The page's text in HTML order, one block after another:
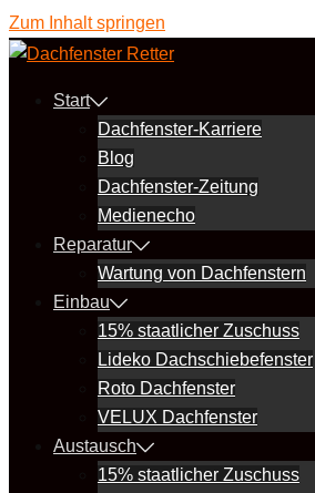
Zum Inhalt springen
Start
Dachfenster-Karriere
Blog
Dachfenster-Zeitung
Medienecho
Reparatur
Wartung von Dachfenstern
Einbau
15% staatlicher Zuschuss
Lideko Dachschiebefenster
Roto Dachfenster
VELUX Dachfenster
Austausch
15% staatlicher Zuschuss